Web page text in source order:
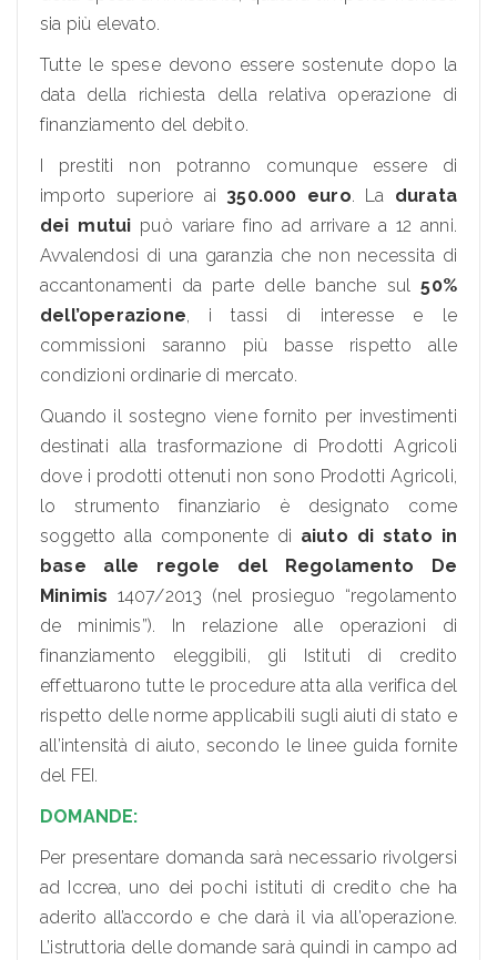
sia più elevato.
Tutte le spese devono essere sostenute dopo la
data della richiesta della relativa operazione di
finanziamento del debito.
I prestiti non potranno comunque essere di
importo superiore ai 350.000 euro. La durata
dei mutui può variare fino ad arrivare a 12 anni.
Avvalendosi di una garanzia che non necessita di
accantonamenti da parte delle banche sul50%
dell’operazione, i tassi di interesse e le
commissioni saranno più basse rispetto alle
condizioni ordinarie di mercato.
Quando il sostegno viene fornito per investimenti
destinati alla trasformazione di Prodotti Agricoli
dove i prodotti ottenuti non sono Prodotti Agricoli,
lo strumento finanziario è designato come
soggetto alla componente di aiuto di stato in
base alle regole del Regolamento De
Minimis 1407/2013 (nel prosieguo “regolamento
de minimis”). In relazione alle operazioni di
finanziamento eleggibili, gli Istituti di credito
effettuarono tutte le procedure atta alla verifica del
rispetto delle norme applicabili sugli aiuti di stato e
all’intensità di aiuto, secondo le linee guida fornite
del FEI.
DOMANDE:
Per presentare domanda sarà necessario rivolgersi
ad Iccrea, uno dei pochi istituti di credito che ha
aderito all’accordo e che darà il via all’operazione.
L’istruttoria delle domande sarà quindi in campo ad